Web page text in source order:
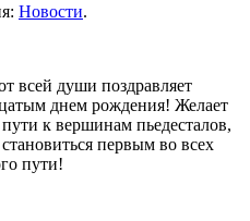
Новости.
всей души поздравляет
днем рождения! Желает
к вершинам пьедесталов,
первым во всех
пути!